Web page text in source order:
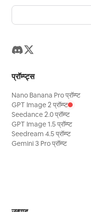
प्रॉम्प्ट्स
Nano Banana Pro प्रॉम्प्ट
GPT Image 2 प्रॉम्प्ट
Seedance 2.0 प्रॉम्प्ट
GPT Image 1.5 प्रॉम्प्ट
Seedream 4.5 प्रॉम्प्ट
Gemini 3 Pro प्रॉम्प्ट